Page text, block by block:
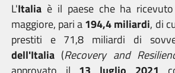
L'Italia è il paese che ha
maggiore, pari a194,4 miliardi, di
prestiti e 71,8 miliardi di
dell'Italia (Recovery and